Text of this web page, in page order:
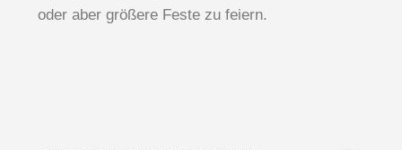
oder aber größere Feste zu feiern.